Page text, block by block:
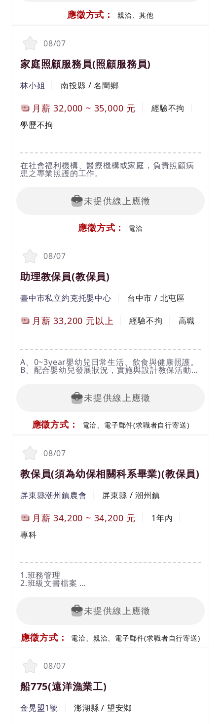
薪資待遇：月薪29500-35000元（依實際業務或
工作執行情形核算）
【8/25(二) 14:30-16:00前金區公所5禮堂現場徵
才】
應徵方式： 親洽、其他
08/07
家庭照顧服務員(照顧服務員)
林小姐 南投縣 / 名間鄉
月薪32,000 ~ 35,000 元
經驗不拘
學歷不拘
在社會福利機構、醫療機構或家庭，負責照顧病
患之專業照護的工作。
未提供線上應徵
應徵方式： 電洽
08/07
助理教保員(教保員)
臺中市私立約克托嬰中心 台中市 / 北屯區
月薪33,200 元以上 經驗不拘 高職
A、0~3year嬰幼兒日常生活、飲食與健康照護。
B、配合嬰幼兒發展狀況，實施與設計教保活動。
E、完成班級清潔與相關行政工作。
F、高中職以上本科系或具有保母證照者。
未提供線上應徵
應徵方式： 電洽、電子郵件(求職者自行寄送)
08/07
教保員(須為幼保相關科系畢業)(教保員)
屏東縣潮州鎮農會 屏東縣 / 潮州鎮
月薪34,200 ~ 34,200 元
1年內
專科
1.班務管理
2.班級文書檔案
3.幼兒園教保工作
5.幼兒園教保服務工作
6.其他主管交辦事項未提供線上應徵
應徵方式： 電洽、親洽、電子郵件(求職者自行寄送)
08/07
船775(遠洋漁業工)
金晃盟1號 澎湖縣 / 望安鄉